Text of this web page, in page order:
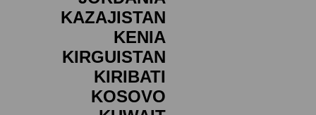
KAZAJISTAN
KENIA
KIRGUISTAN
KIRIBATI
KOSOVO